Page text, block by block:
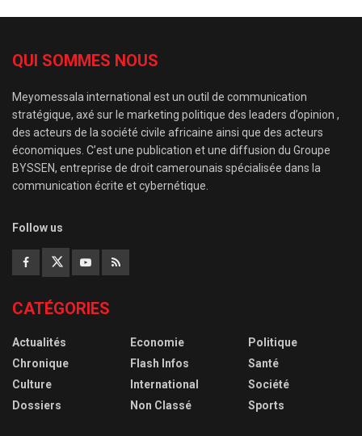
QUI SOMMES NOUS
Meyomessala international est un outil de communication
stratégique, axé sur le marketing politique des leaders d’opinion ,
des acteurs de la société civile africaine ainsi que des acteurs
économiques. C’est une publication et une diffusion du Groupe
BYSSEN, entreprise de droit camerounais spécialisée dans la
communication écrite et cybernétique.
Follow us
CATÉGORIES
Actualités
Chronique
Culture
Dossiers
Economie
Flash Infos
International
Non Classé
Politique
Santé
Société
Sports